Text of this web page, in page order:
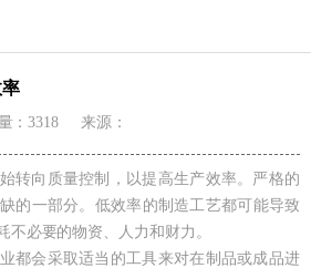
：3318 来源：
转向质量控制，以提高生产效率。严格的
的一部分。低效率的制造工艺都可能导致
不必要的物资、人力和财力。
都会采取适当的工具来对在制品或成品进